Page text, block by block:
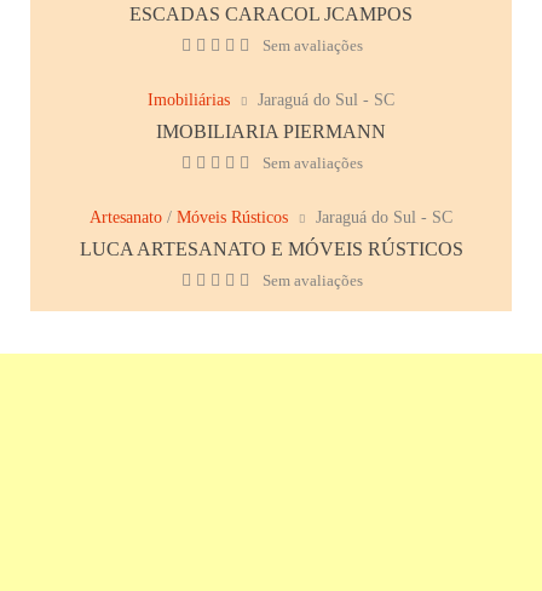
ESCADAS CARACOL JCAMPOS
Sem avaliações
Imobiliárias Jaraguá do Sul - SC
IMOBILIARIA PIERMANN
Sem avaliações
Artesanato / Móveis Rústicos Jaraguá do Sul - SC
LUCA ARTESANATO E MÓVEIS RÚSTICOS
Sem avaliações